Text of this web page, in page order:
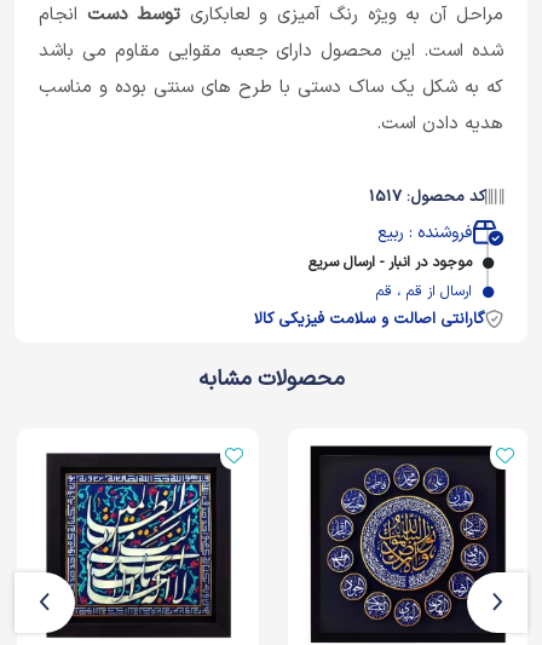
مراحل آن به ویژه رنگ آمیزی و لعابکاری توسط دست انجام
شده است. این محصول دارای جعبه مقوایی مقاوم می باشد
که به شکل یک ساک دستی با طرح های سنتی بوده و مناسب
هدیه دادن است.
کد محصول: 1517
فروشنده : ربیع
موجود در انبار - ارسال سریع
ارسال از قم ، قم
گارانتی اصالت و سلامت فیزیکی کالا
محصولات مشابه